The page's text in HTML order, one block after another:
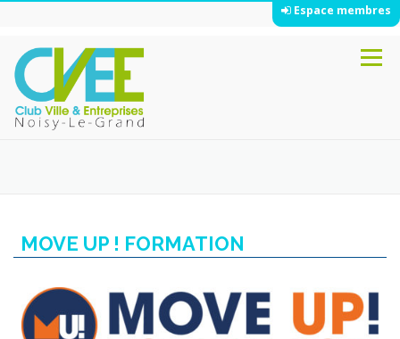
Espace membres
contenu
Menu
MOVE UP ! FORMATION